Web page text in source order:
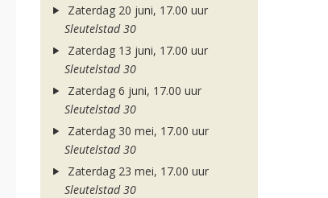
Zaterdag 20 juni, 17.00 uur
Sleutelstad 30
Zaterdag 13 juni, 17.00 uur
Sleutelstad 30
Zaterdag 6 juni, 17.00 uur
Sleutelstad 30
Zaterdag 30 mei, 17.00 uur
Sleutelstad 30
Zaterdag 23 mei, 17.00 uur
Sleutelstad 30